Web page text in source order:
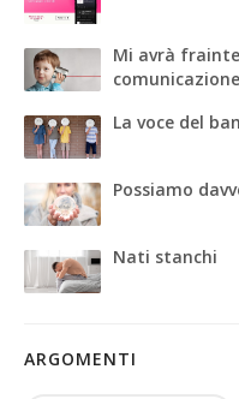
Mi avrà
La voce del
Possiamo
Nati stanchi
ARGOMENTI